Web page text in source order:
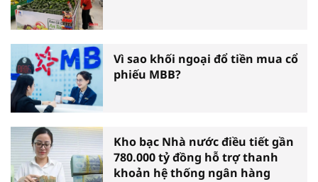
Vì sao khối ngoại đổ tiền mua cổ
phiếu MBB?
Kho bạc Nhà nước điều tiết gần
780.000 tỷ đồng hỗ trợ thanh
khoản hệ thống ngân hàng